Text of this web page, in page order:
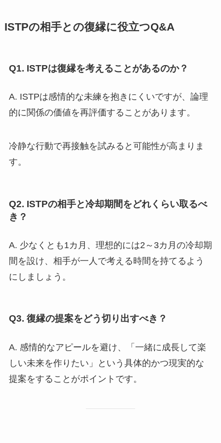
ISTPの相手との復縁に役立つQ&A
Q1. ISTPは復縁を考えることがあるのか？
A. ISTPは感情的な未練を抱きにくいですが、論理
的に関係の価値を再評価することがあります。
冷静な行動で再接触を試みると可能性が高まりま
す。
Q2. ISTPの相手と冷却期間をどれくらい取るべ
き？
A. 少なくとも1カ月、理想的には2～3カ月の冷却期
間を設け、相手が一人で考える時間を持てるよう
にしましょう。
Q3. 復縁の提案をどう切り出すべき？
A. 感情的なアピールを避け、「一緒に成長して楽
しい未来を作りたい」という具体的かつ現実的な
提案をすることがポイントです。